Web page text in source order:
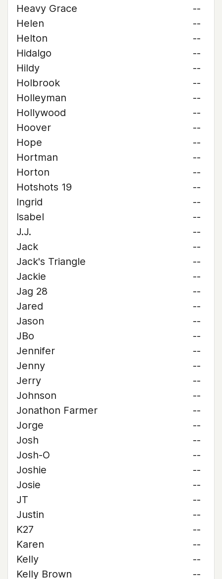
Heavy Grace
--
Helen
--
Helton
--
Hidalgo
--
Hildy
--
Holbrook
--
Holleyman
--
Hollywood
--
Hoover
--
Hope
--
Hortman
--
Horton
--
Hotshots 19
--
Ingrid
--
Isabel
--
J.J.
--
Jack
--
Jack's Triangle
--
Jackie
--
Jag 28
--
Jared
--
Jason
--
JBo
--
Jennifer
--
Jenny
--
Jerry
--
Johnson
--
Jonathon Farmer
--
Jorge
--
Josh
--
Josh-O
--
Joshie
--
Josie
--
JT
--
Justin
--
K27
--
Karen
--
Kelly
--
Kelly Brown
--